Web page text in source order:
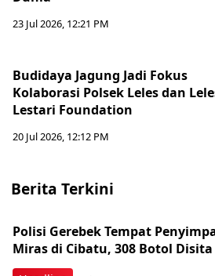
23 Jul 2026, 12:21 PM
Budidaya Jagung Jadi Fokus
Kolaborasi Polsek Leles dan
Lestari Foundation
20 Jul 2026, 12:12 PM
Berita Terkini
Polisi Gerebek Tempat
Miras di Cibatu, 308 Botol Disita